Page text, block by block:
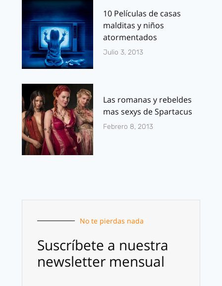
10 Películas de casas
malditas y niños
atormentados
Julio 3, 2013
Las romanas y rebeldes
mas sexys de Spartacus
Febrero 8, 2013
No te pierdas nada
Suscríbete a nuestra
newsletter mensual